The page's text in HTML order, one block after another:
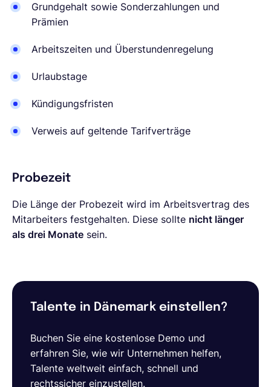
Grundgehalt sowie Sonderzahlungen und
Prämien
Arbeitszeiten und Überstundenregelung
Urlaubstage
Kündigungsfristen
Verweis auf geltende Tarifverträge
Probezeit
Die Länge der Probezeit wird im Arbeitsvertrag des
Mitarbeiters festgehalten. Diese sollte nicht länger
als drei Monate sein.
Talente in Dänemark einstellen?
Buchen Sie eine kostenlose Demo und
erfahren Sie, wie wir Unternehmen helfen,
Talente weltweit einfach, schnell und
rechtssicher einzustellen.